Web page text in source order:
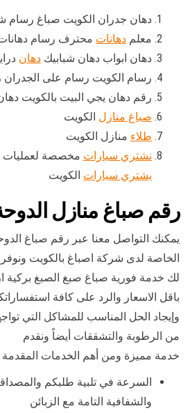
دهان جدران الكويت صباغ رسام
معلم دهانات محترف رسام
دهان ابواب دهان شبابيك دهان
رسام الكويت رسام على الجدران
رقم دهان يجي البيت بالكويت دهان
صباغ منازل الكويت
طلاء منازل الكويت
نشتري سيارات مخصصة لعمليات
يشتري سيارات الكويت
رقم صباغ منازل
يمكنك التواصل معنا عبر رقم صباغ
الخاصة لدى شركة اصباغ بالكويت ونوفر
لك خدمة فورية صباغ صبغ الصبغ بركية
باقل الاسعار والرد على كافة
وإيجاد الحل المناسب للمشاكل التي
من الرطوبة والتشققات أيضاً ونقدم
خدمة مميزة ومن أهم الخدمات المقدمة
السرعة في تلبية طلبكم
والشفافية التامة مع الزبائن